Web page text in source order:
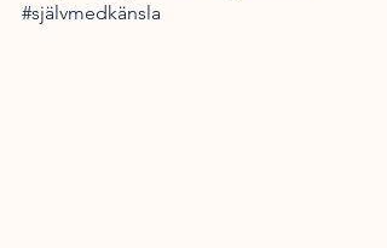
#självmedkänsla